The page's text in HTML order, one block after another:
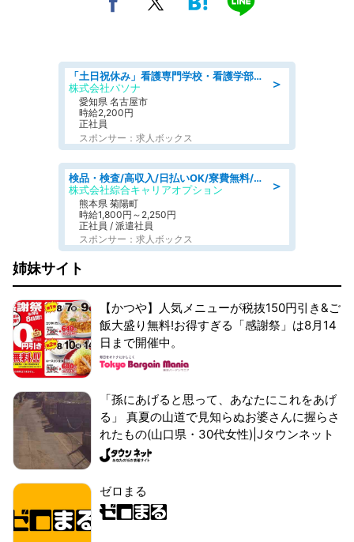
＞
「土日祝休み」看護専門学校・看護学部での教員業務/高時給/要資格:保健師、正看護師
株式会社パソナ
愛知県 名古屋市
時給2,200円
正社員
スポンサー：求人ボックス
＞
検品・検査/高収入/日払いOK/寮費無料/日勤/20・30・40代活躍中
株式会社綜合キャリアオプション
熊本県 菊陽町
時給1,800円～2,250円
正社員 / 派遣社員
スポンサー：求人ボックス
姉妹サイト
【かつや】人気メニューが税抜150円引き&ご
飯大盛り無料!お得すぎる「感謝祭」は8月14
日まで開催中。
「孫にあげると思って、あなたにこれをあげ
る」 真夏の山道で見知らぬお婆さんに握らさ
れたもの(山口県・30代女性)|Jタウンネット
ゼロまる